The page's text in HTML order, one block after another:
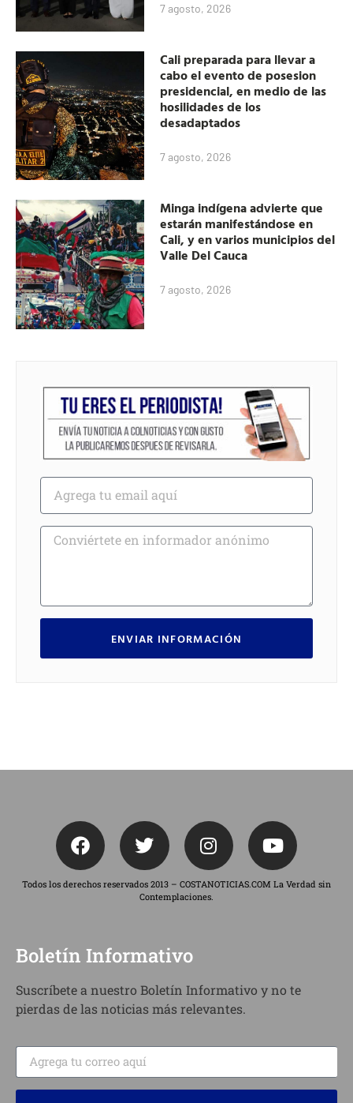
7 agosto, 2026
Cali preparada para llevar a
cabo el evento de posesion
presidencial, en medio de las
hosilidades de los
desadaptados
7 agosto, 2026
Minga indígena advierte que
estarán manifestándose en
Cali, y en varios municipios del
Valle Del Cauca
7 agosto, 2026
ENVIAR INFORMACIÓN
Todos los derechos reservados 2013 – COSTANOTICIAS.COM La Verdad sin
Contemplaciones.
Boletín Informativo
Suscríbete a nuestro Boletín Informativo y no te
pierdas de las noticias más relevantes.